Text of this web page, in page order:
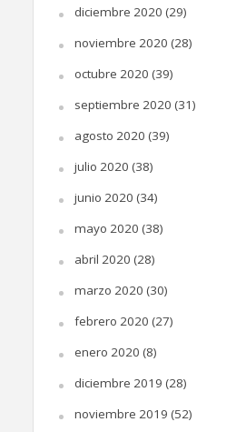
diciembre 2020 (29)
noviembre 2020 (28)
octubre 2020 (39)
septiembre 2020 (31)
agosto 2020 (39)
julio 2020 (38)
junio 2020 (34)
mayo 2020 (38)
abril 2020 (28)
marzo 2020 (30)
febrero 2020 (27)
enero 2020 (8)
diciembre 2019 (28)
noviembre 2019 (52)